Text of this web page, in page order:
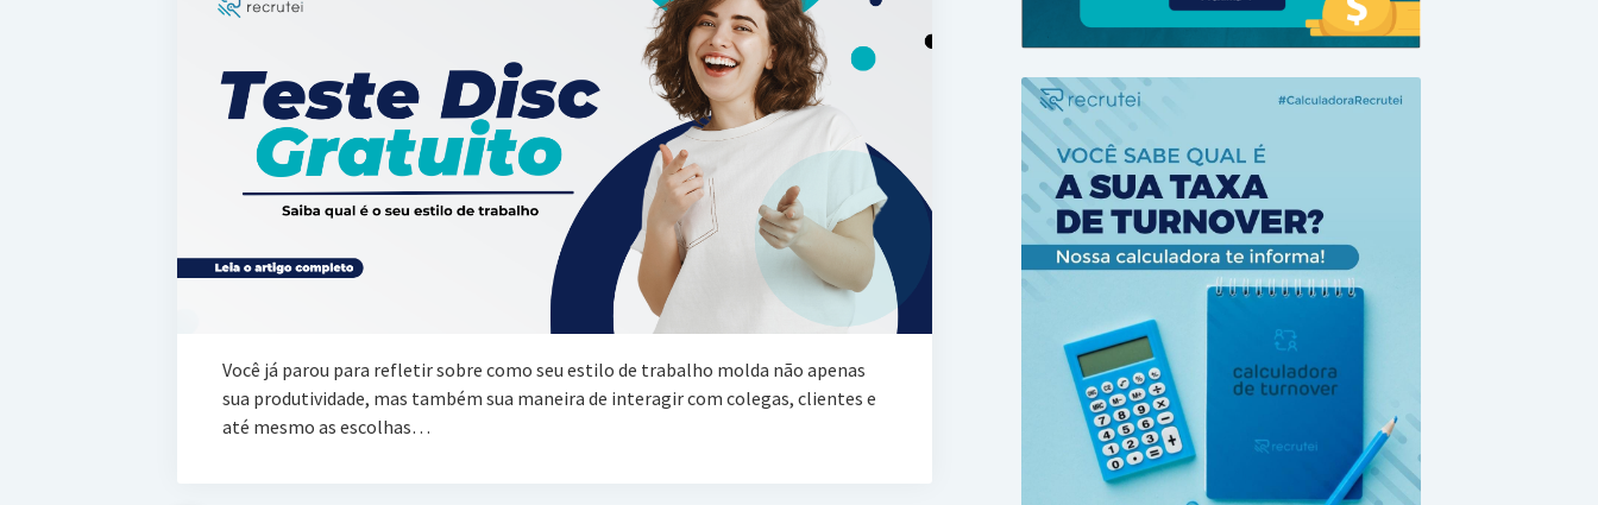
Você já parou para refletir sobre como seu estilo de trabalho molda não apenas
sua produtividade, mas também sua maneira de interagir com colegas, clientes e
até mesmo as escolhas…